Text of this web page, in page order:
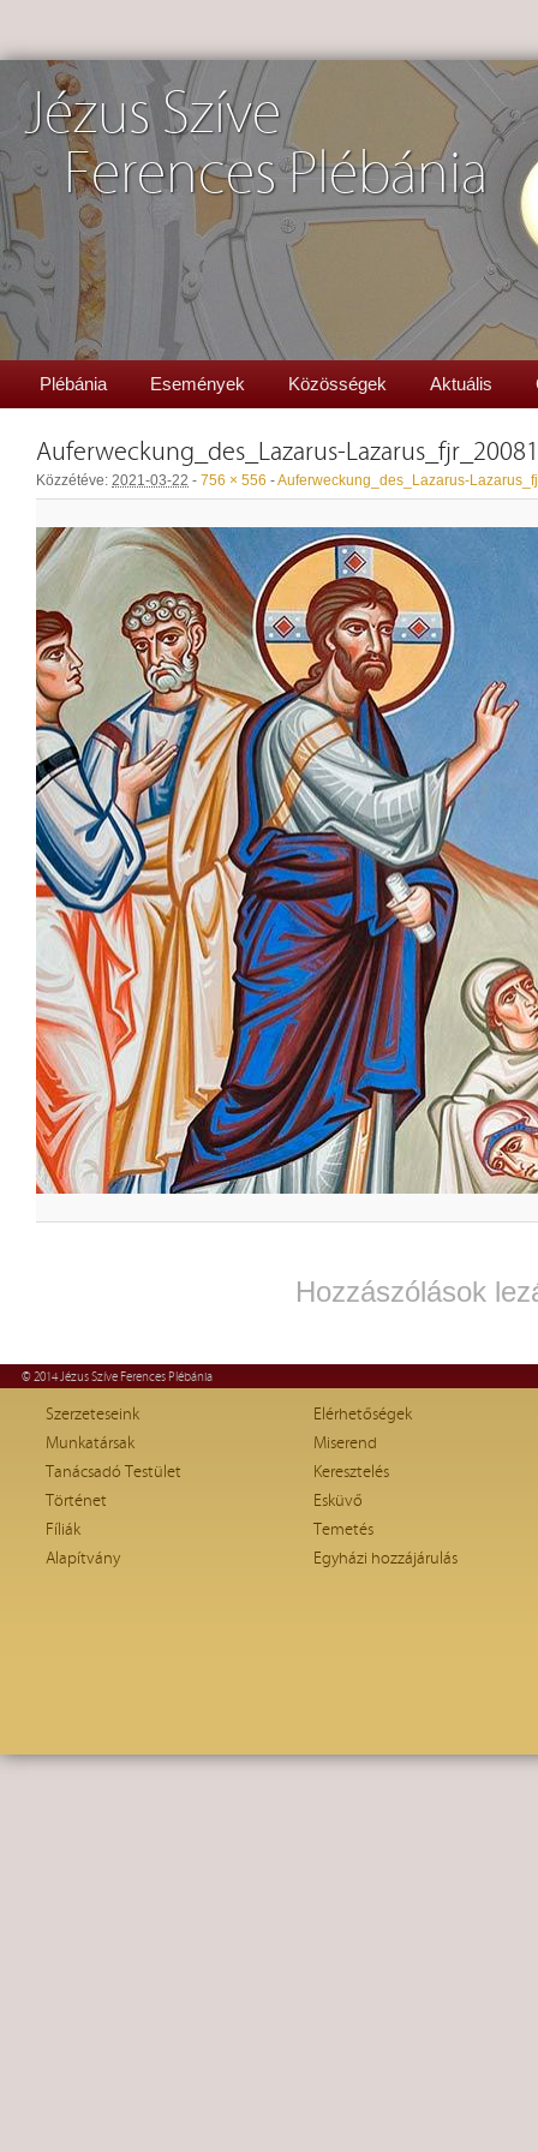
Jézus Szíve
Ferences Plébánia
Plébánia Események Közösségek Aktuális
Auferweckung_des_Lazarus-
Közzétéve: 2021-03-22 - 756 × 556 -Auferweckung_des_Lazarus-
Hozzászólások
© 2014 Jézus Szíve Ferences Plébánia
Szerzeteseink
Munkatársak
Tanácsadó Testület
Történet
Fíliák
Alapítvány
Elérhetőségek
Miserend
Keresztelés
Esküvő
Temetés
Egyházi hozzájárulás